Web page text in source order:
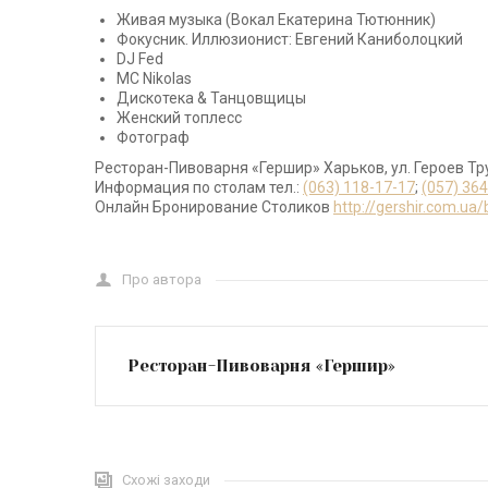
Живая музыка (Вокал Екатерина Тютюнник)
Фокусник. Иллюзионист: Евгений Каниболоцкий
DJ Fed
МС Nikolas
Дискотека & Танцовщицы
Женский топлесс
Фотограф
Ресторан-Пивоварня «Гершир» Харьков, ул. Героев
Информация по столам тел.: (063) 118-17-17; (057)
Онлайн Бронирование Столиков http://gershir.com.ua/
Про автора
Ресторан-Пивоварня «Гершир»
Схожі заходи